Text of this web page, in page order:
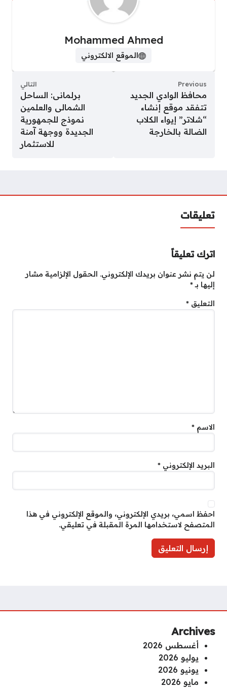
Mohammed Ahmed
الموقع الالكتروني
Previous
محافظ الوادي الجديد
تتفقد موقع إنشاء
“شلاتر” إيواء الكلاب
الضالة بالخارجة
التالي
برلمانى: الساحل
الشمالى والعلمين
نموذج للجمهورية
الجديدة ووجهة آمنة
للاستثمار
تعليقات
اترك تعليقاً
لن يتم نشر عنوان بريدك الإلكتروني. الحقول الإلزامية مشار
إليها بـ*
التعليق *
الاسم *
البريد الإلكتروني *
احفظ اسمي، بريدي الإلكتروني، والموقع الإلكتروني في هذا
المتصفح لاستخدامها المرة المقبلة في تعليقي.
Archives
أغسطس 2026
يوليو 2026
يونيو 2026
مايو 2026